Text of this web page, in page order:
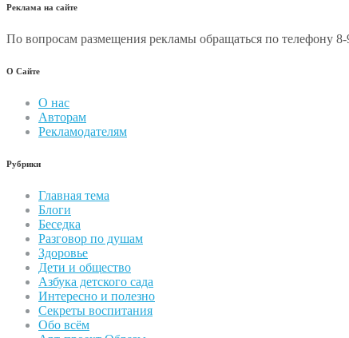
Реклама на сайте
По вопросам размещения рекламы обращаться по телефону
О Сайте
О нас
Авторам
Рекламодателям
Рубрики
Главная тема
Блоги
Беседка
Разговор по душам
Здоровье
Дети и общество
Азбука детского сада
Интересно и полезно
Секреты воспитания
Обо всём